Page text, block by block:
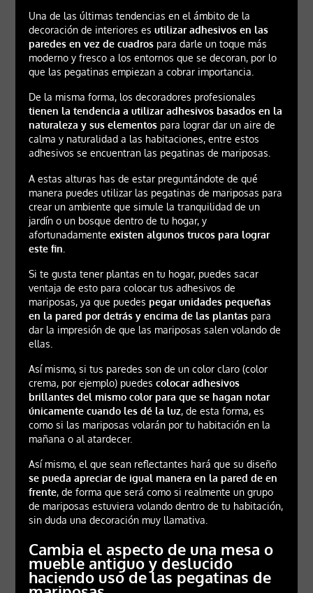
Una de las últimas tendencias en el ámbito de la
decoración de interiores es utilizar adhesivos en las
paredes en vez de cuadrospara darle un toque más
moderno y fresco a los entornos que se decoran, por lo
que las pegatinas empiezan a cobrar importancia.
De la misma forma, los decoradores profesionales
tienen la tendencia a utilizar adhesivos basados en la
naturaleza y sus elementospara lograr dar un aire de
calma y naturalidad a las habitaciones, entre estos
adhesivos se encuentran las pegatinas de mariposas.
A estas alturas has de estar preguntándote de qué
manera puedes utilizar las pegatinas de mariposas para
crear un ambiente que simule la tranquilidad de un
jardín o un bosque dentro de tu hogar, y
afortunadamente existen algunos trucos para lograr
este fin.
Si te gusta tener plantas en tu hogar, puedes sacar
ventaja de esto para colocar tus adhesivos de
mariposas, ya que puedes pegar unidades pequeñas
en la pared por detrás y encima de las plantaspara
dar la impresión de que las mariposas salen volando de
ellas.
Así mismo, si tus paredes son de un color claro (color
crema, por ejemplo) puedes colocar adhesivos
brillantes del mismo color para que se hagan notar
únicamente cuando les dé la luz, de esta forma, es
como si las mariposas volarán por tu habitación en la
mañana o al atardecer.
Así mismo, el que sean reflectantes hará que su diseño
se pueda apreciar de igual manera en la pared de en
frente, de forma que será como si realmente un grupo
de mariposas estuviera volando dentro de tu habitación,
sin duda una decoración muy llamativa.
Cambia el aspecto de una mesa o
mueble antiguo y deslucido
haciendo uso de las pegatinas de